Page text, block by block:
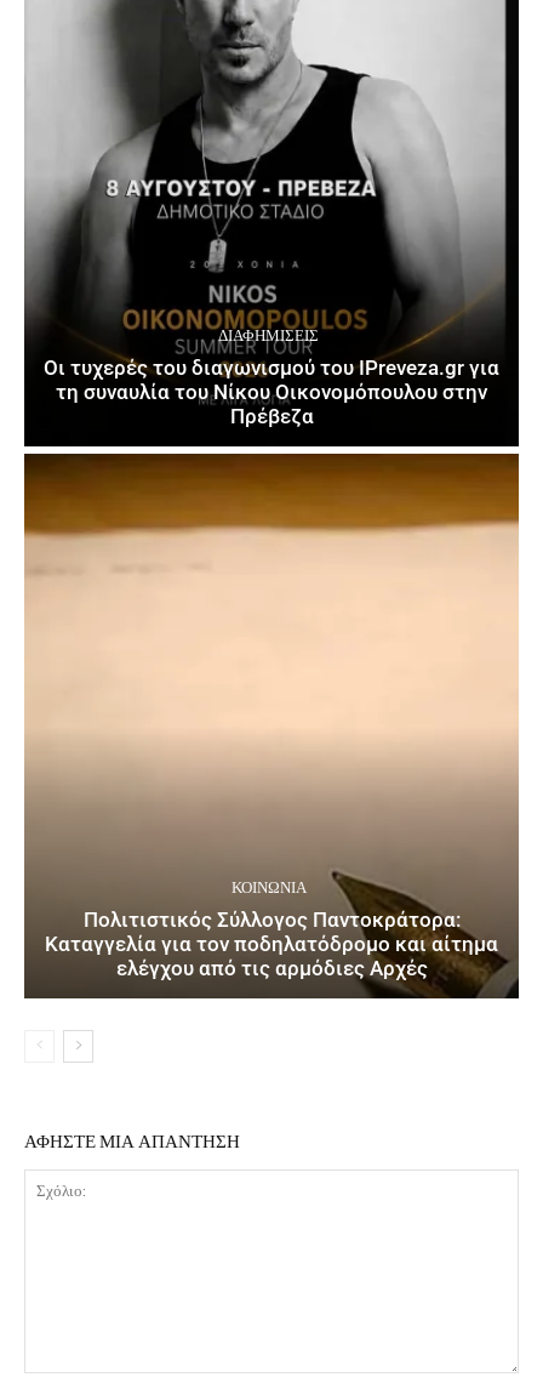
ΔΙΑΦΗΜΊΣΕΙΣ
Οι τυχερές του διαγωνισμού του IPreveza.gr για
τη συναυλία του Νίκου Οικονομόπουλου στην
Πρέβεζα
ΚΟΙΝΩΝΙΑ
Πολιτιστικός Σύλλογος Παντοκράτορα:
Καταγγελία για τον ποδηλατόδρομο και αίτημα
ελέγχου από τις αρμόδιες Αρχές
ΑΦΗΣΤΕ ΜΙΑ ΑΠΑΝΤΗΣΗ